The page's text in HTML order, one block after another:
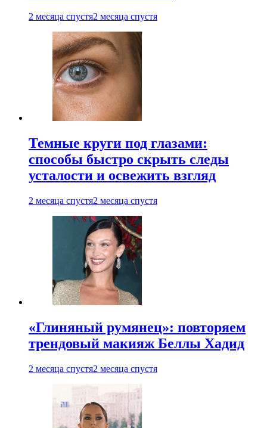
2 месяца спустя2 месяца спустя
Темные круги под глазами:
способы быстро скрыть следы
усталости и освежить взгляд
2 месяца спустя2 месяца спустя
«Глиняный румянец»: повторяем
трендовый макияж Беллы Хадид
2 месяца спустя2 месяца спустя